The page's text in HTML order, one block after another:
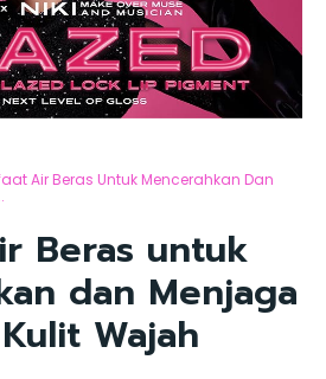
Air Beras Untuk Mencerahkan Dan
Beras untuk
dan Menjaga
Wajah